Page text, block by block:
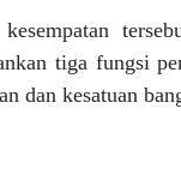
tiga fungsi
dan kesatuan